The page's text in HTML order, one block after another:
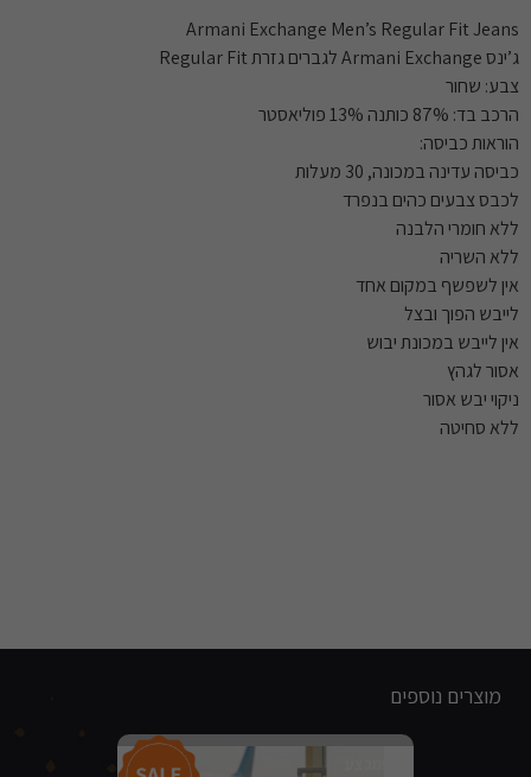
Armani Exchange Men’s Regular Fit Jeans
ג’ינס Armani Exchange לגברים גזרת Regular Fit
צבע: שחור
הרכב בד: 87% כותנה 13% פוליאסטר
הוראות כביסה:
כביסה עדינה במכונה, 30 מעלות
לכבס צבעים כהים בנפרד
ללא חומרי הלבנה
ללא השריה
אין לשפשף במקום אחד
לייבש הפוך ובצל
אין לייבש במכונת יבוש
אסור לגהץ
ניקוי יבש אסור
ללא סחיטה
מוצרים נוספים